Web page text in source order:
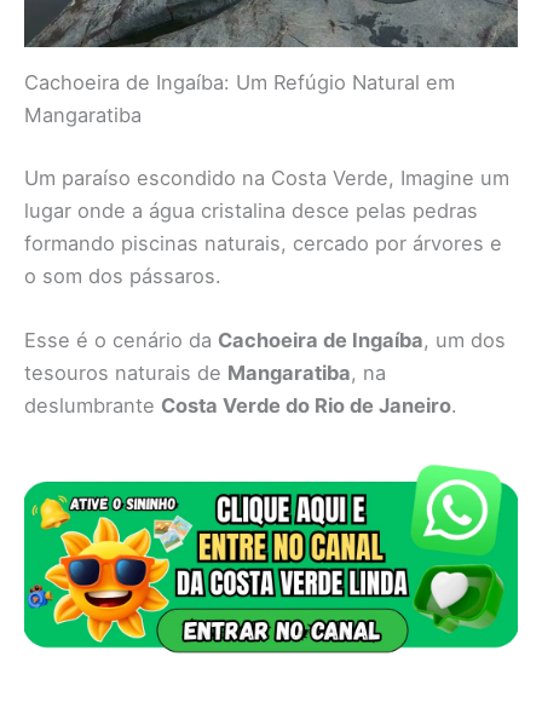
Cachoeira de Ingaíba: Um Refúgio Natural em
Mangaratiba
Um paraíso escondido na Costa Verde, Imagine um
lugar onde a água cristalina desce pelas pedras
formando piscinas naturais, cercado por árvores e
o som dos pássaros.
Esse é o cenário da Cachoeira de Ingaíba, um dos
tesouros naturais de Mangaratiba, na
deslumbrante Costa Verde do Rio de Janeiro.